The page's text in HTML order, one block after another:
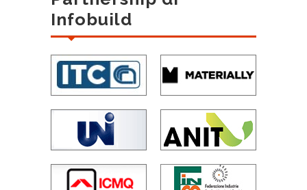
Infobuild